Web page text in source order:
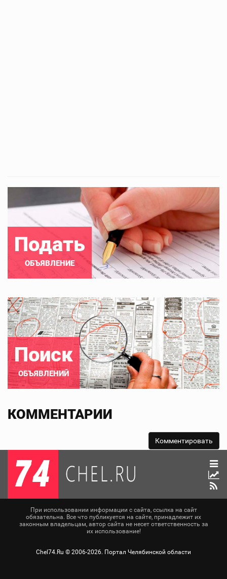
Подать
ОБЪЯВЛЕНИЕ
Поиск
ОБЪЯВЛЕНИЙ
КОММЕНТАРИИ
При использовании информации с сайта, ссылка на сайт
обязательна. Все что публикуется на сайте, принадлежит их
законным владельцам, автор сайта не несет ответственность за
их использование!
Chel74.Ru © 2006-2026. Портал Челябинской области